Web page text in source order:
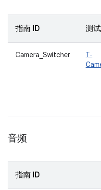
指南 ID 测
Camera_Switcher
T-
音频
指南 ID